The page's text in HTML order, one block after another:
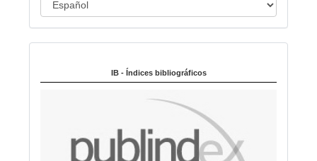
o
d
m
IB - Índices bibliográficos